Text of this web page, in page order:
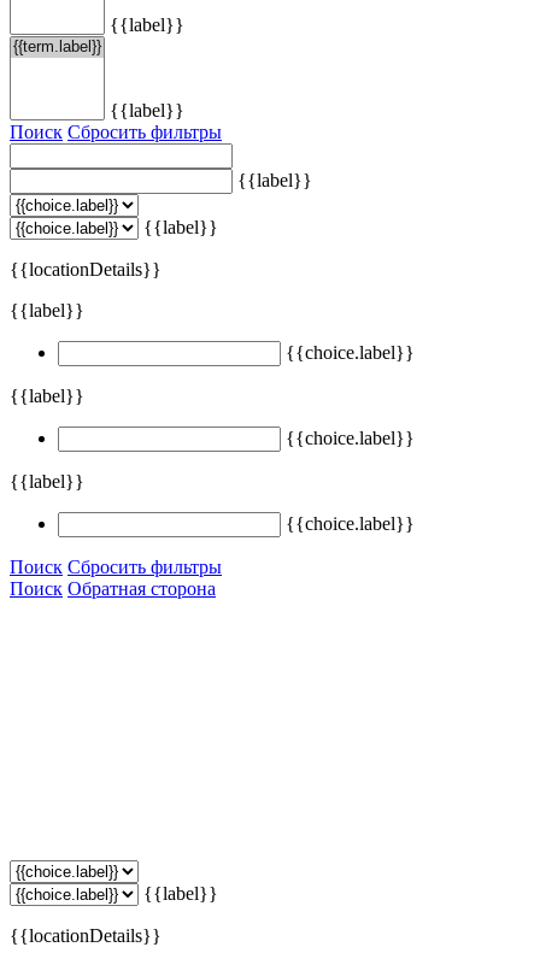
{{label}}
{{label}}
Поиск Сбросить фильтры
{{label}}
{{label}}
{{locationDetails}}
{{label}}
{{choice.label}}
{{label}}
{{choice.label}}
{{label}}
{{choice.label}}
Поиск Сбросить фильтры
Поиск Обратная сторона
{{label}}
{{locationDetails}}